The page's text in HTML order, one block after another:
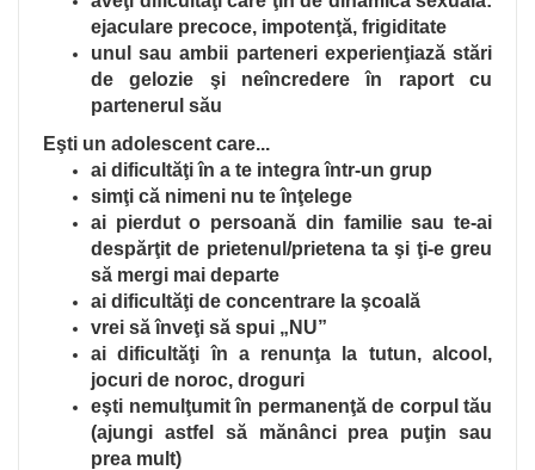
ejaculare precoce, impotenţă, frigiditate
unul sau ambii parteneri experienţiază stări
de gelozie şi neîncredere în raport cu
partenerul său
Eşti un adolescent care...
ai dificultăţi în a te integra într-un grup
simţi că nimeni nu te înţelege
ai pierdut o persoană din familie sau te-ai
despărţit de prietenul/prietena ta şi ţi-e greu
să mergi mai departe
ai dificultăţi de concentrare la şcoală
vrei să înveţi să spui „NU”
ai dificultăţi în a renunţa la tutun, alcool,
jocuri de noroc, droguri
eşti nemulţumit în permanenţă de corpul tău
(ajungi astfel să mănânci prea puţin sau
prea mult)